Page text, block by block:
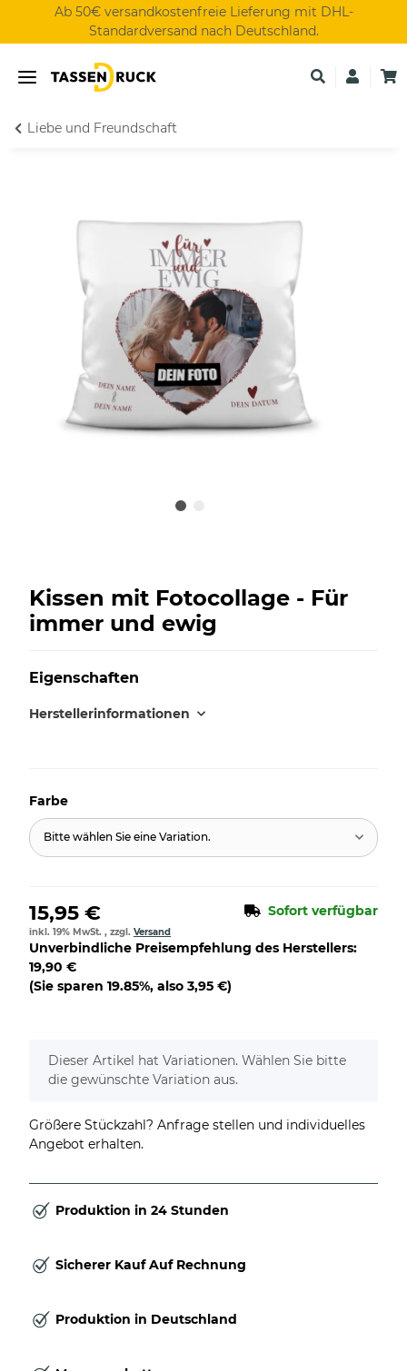
Ab 50€ versandkostenfreie Lieferung mit DHL-
Standardversand nach Deutschland.
Liebe und Freundschaft
Kissen mit Fotocollage - Für
immer und ewig
Eigenschaften
Herstellerinformationen
Farbe
Bitte wählen Sie eine Variation.
15,95 € Sofort verfügbar
inkl. 19% MwSt. , zzgl. Versand
Unverbindliche Preisempfehlung des Herstellers:
19,90 €
(Sie sparen 19.85%, also 3,95 €)
x
Dieser Artikel hat Variationen. Wählen Sie bitte
die gewünschte Variation aus.
Größere Stückzahl? Anfrage stellen und individuelles
Angebot erhalten.
Produktion in 24 Stunden
Sicherer Kauf Auf Rechnung
Produktion in Deutschland